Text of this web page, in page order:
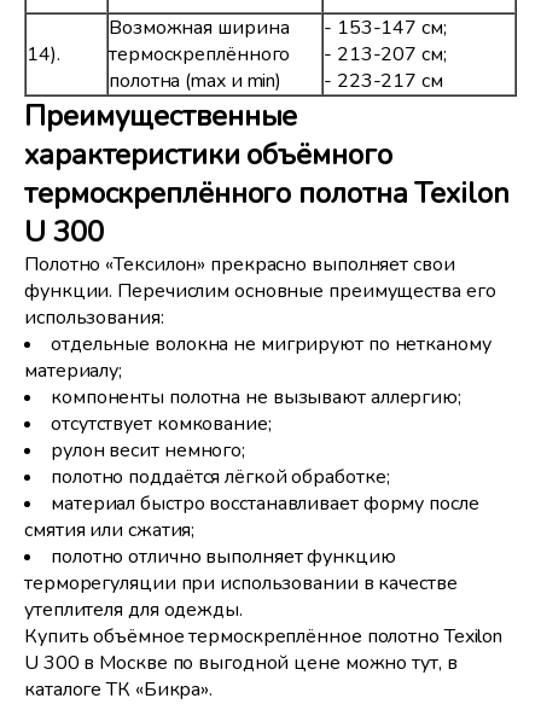
14).
Возможная ширина
термоскреплённого
полотна (max и min)
- 153-147 см;
- 213-207 см;
- 223-217 см
Преимущественные
характеристики объёмного
термоскреплённого полотна Texilon
U 300
Полотно «Тексилон» прекрасно выполняет свои
функции. Перечислим основные преимущества его
использования:
отдельные волокна не мигрируют по нетканому
материалу;
компоненты полотна не вызывают аллергию;
отсутствует комкование;
рулон весит немного;
полотно поддаётся лёгкой обработке;
материал быстро восстанавливает форму после
смятия или сжатия;
полотно отлично выполняет функцию
терморегуляции при использовании в качестве
утеплителя для одежды.
Купить объёмное термоскреплённое полотно Texilon
U 300 в Москве по выгодной цене можно тут, в
каталоге ТК «Бикра».